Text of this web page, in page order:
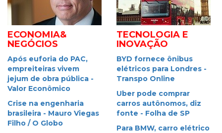
ECONOMIA&
NEGÓCIOS
Após euforia do PAC,
empreiteiras vivem
jejum de obra pública -
Valor Econômico
Crise na engenharia
brasileira - Mauro Viegas
Filho / O Globo
TECNOLOGIA E
INOVAÇÃO
BYD fornece ônibus
elétricos para Londres -
Transpo Online
Uber pode comprar
carros autônomos, diz
fonte - Folha de SP
Para BMW, carro elétrico